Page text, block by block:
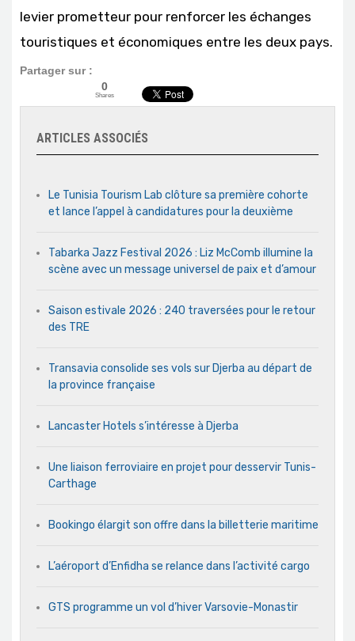
levier prometteur pour renforcer les échanges
touristiques et économiques entre les deux pays.
Partager sur :
0
Shares
ARTICLES ASSOCIÉS
Le Tunisia Tourism Lab clôture sa première cohorte
et lance l’appel à candidatures pour la deuxième
Tabarka Jazz Festival 2026 : Liz McComb illumine la
scène avec un message universel de paix et d’amour
Saison estivale 2026 : 240 traversées pour le retour
des TRE
Transavia consolide ses vols sur Djerba au départ de
la province française
Lancaster Hotels s’intéresse à Djerba
Une liaison ferroviaire en projet pour desservir Tunis-
Carthage
Bookingo élargit son offre dans la billetterie maritime
L’aéroport d’Enfidha se relance dans l’activité cargo
GTS programme un vol d’hiver Varsovie-Monastir